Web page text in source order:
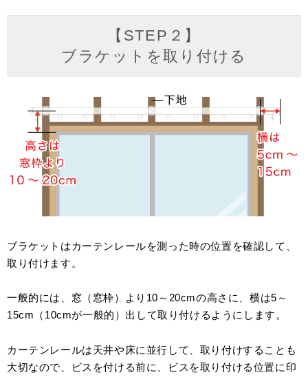
【STEP２】
ブラケットを取り付ける
ブラケットはカーテンレールを測った時の位置を確認して、
取り付けます。
一般的には、窓（窓枠）より10～20cmの高さに、横は5～
15cm（10cmが一般的）出して取り付けるようにします。
カーテンレールは天井や床に並行して、取り付けすることも
大切なので、ビスを付ける前に、ビスを取り付ける位置に印